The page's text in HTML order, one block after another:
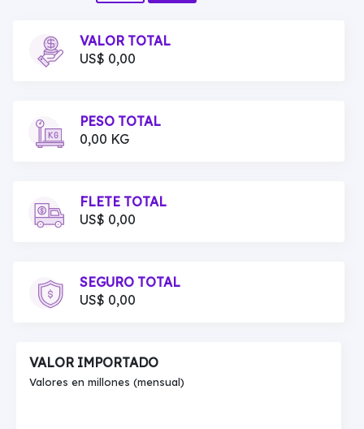
VALOR TOTAL
US$ 0,00
PESO TOTAL
0,00 KG
FLETE TOTAL
US$ 0,00
SEGURO TOTAL
US$ 0,00
VALOR IMPORTADO
Valores en millones (mensual)